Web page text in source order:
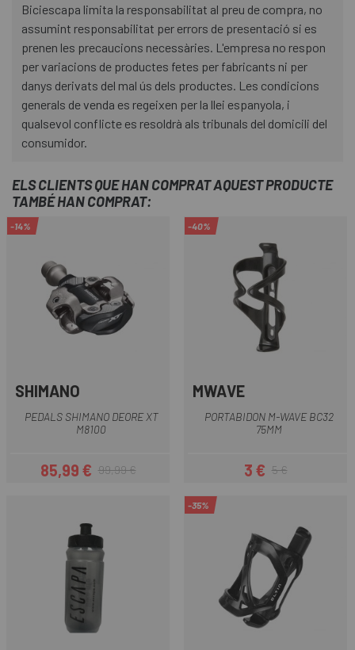
Biciescapa limita la responsabilitat al preu de compra, no
assumint responsabilitat per errors de presentació si es
prenen les precaucions necessàries. L'empresa no respon
per variacions de productes fetes per fabricants ni per
danys derivats del mal ús dels productes. Les condicions
generals de venda es regeixen per la llei espanyola, i
qualsevol conflicte es resoldrà als tribunals del domicili del
consumidor.
ELS CLIENTS QUE HAN COMPRAT AQUEST PRODUCTE
TAMBÉ HAN COMPRAT:
-14%
SHIMANO
PEDALS SHIMANO DEORE XT
M8100
Preu
85,99 €Preu regular
99,99 €
-40%
MWAVE
PORTABIDON M-WAVE BC32
75MM
Preu
3 €Preu regular
5 €
-35%